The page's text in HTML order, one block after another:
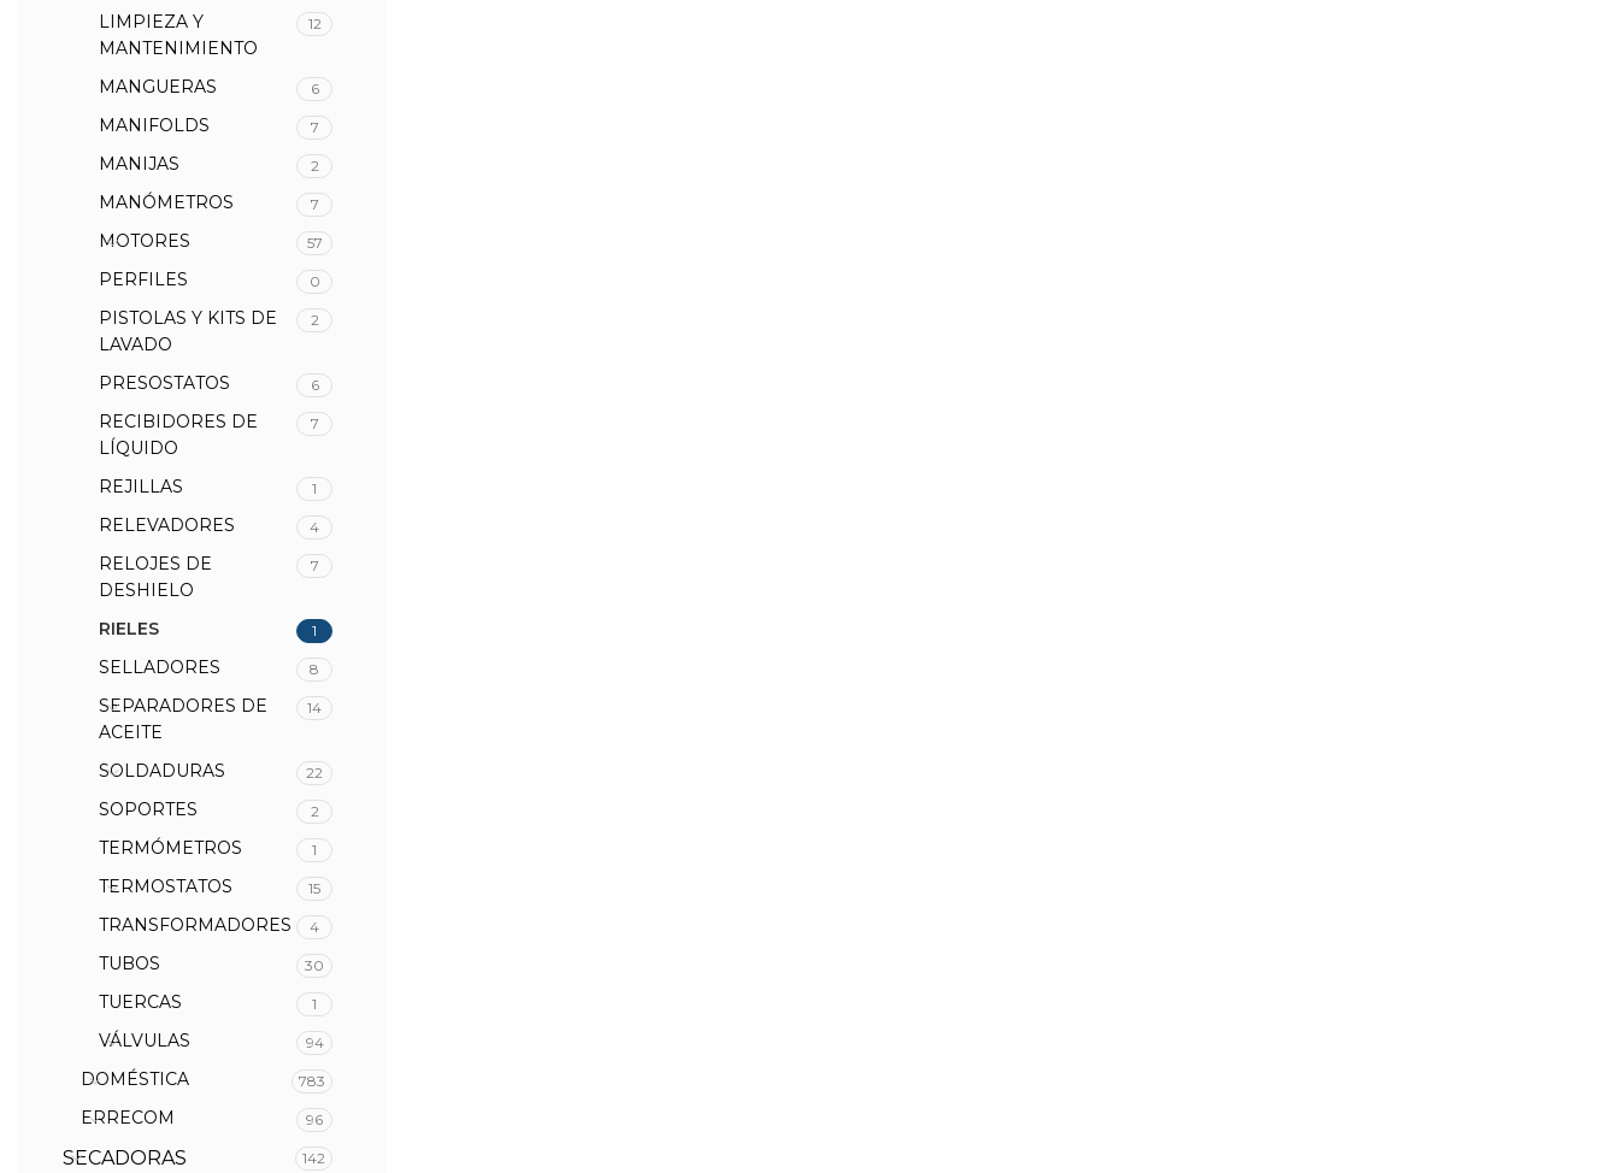
LIMPIEZA Y
MANTENIMIENTO
12
MANGUERAS 6
MANIFOLDS 7
MANIJAS 2
MANÓMETROS 7
MOTORES 57
PERFILES 0
PISTOLAS Y KITS DE
LAVADO
2
PRESOSTATOS 6
RECIBIDORES DE
LÍQUIDO
7
REJILLAS 1
RELEVADORES 4
RELOJES DE
DESHIELO
7
RIELES 1
SELLADORES 8
SEPARADORES DE
ACEITE
14
SOLDADURAS 22
SOPORTES 2
TERMÓMETROS 1
TERMOSTATOS 15
TRANSFORMADORES 4
TUBOS 30
TUERCAS 1
VÁLVULAS 94
DOMÉSTICA 783
ERRECOM 96
SECADORAS 142